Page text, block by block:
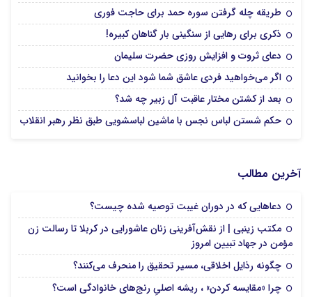
طریقه چله گرفتن سوره حمد برای حاجت فوری
ذکری برای رهایی از سنگینی بار گناهان کبیره!
دعای ثروت و افزایش روزی حضرت سلیمان
اگر می‌خواهید فردی عاشق شما شود این دعا را بخوانید
بعد از کشتن مختار عاقبت آل زبیر چه شد؟
حکم شستن لباس نجس با ماشین لباسشویی طبق نظر رهبر انقلاب
آخرین مطالب
دعا‌هایی که در دوران غیبت توصیه شده چیست؟
مکتب زینبی | از نقش‌آفرینی زنان عاشورایی در کربلا تا رسالت زن
مؤمن در جهاد تبیین امروز
چگونه رذایل اخلاقی، مسیر تحقیق را منحرف می‌کنند؟
چرا «مقایسه کردن» ، ریشه اصلیِ رنج‌های خانوادگی است؟